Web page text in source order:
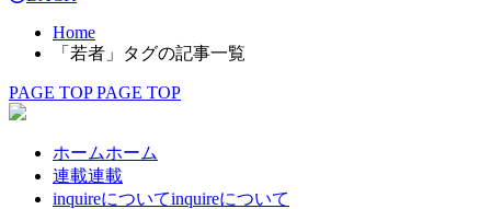
Home
「若者」タグの記事一覧
PAGE TOP PAGE TOP
ホームホーム
連載連載
inquireについてinquireについて